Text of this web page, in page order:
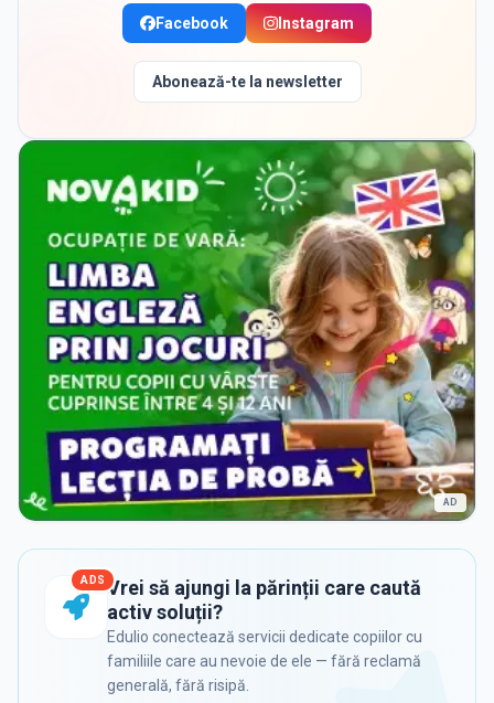
Facebook Instagram
Abonează-te la newsletter
AD
ADS Vrei să ajungi la părinții care caută
activ soluții?
Edulio conectează servicii dedicate copiilor cu
familiile care au nevoie de ele — fără reclamă
generală, fără risipă.